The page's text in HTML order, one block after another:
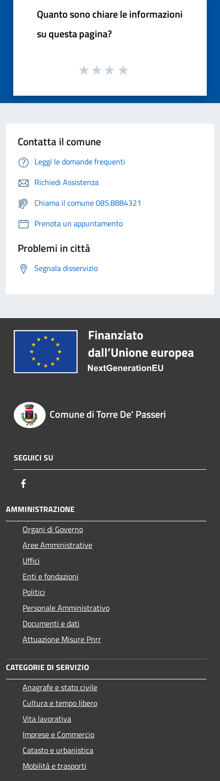
Quanto sono chiare le informazioni
su questa pagina?
Contatta il comune
Leggi le domande frequenti
Richiedi Assistenza
Chiama il comune 085.8884321
Prenota un appuntamento
Problemi in città
Segnala disservizio
Comune di Torre De' Passeri
SEGUICI SU
AMMINISTRAZIONE
Organi di Governo
Aree Amministrative
Uffici
Enti e fondazioni
Politici
Personale Amministrativo
Documenti e dati
Attuazione Misure Pnrr
CATEGORIE DI SERVIZIO
Anagrafe e stato civile
Cultura e tempo libero
Vita lavorativa
Imprese e Commercio
Catasto e urbanistica
Mobilità e trasporti